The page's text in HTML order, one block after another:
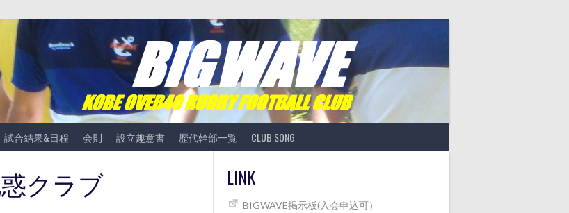
試合結果&日程 会則 設立趣意書 歴代幹部一覧 CLUB SONG
惑クラブ LINK
BIGWAVE掲示板(入会申込可）